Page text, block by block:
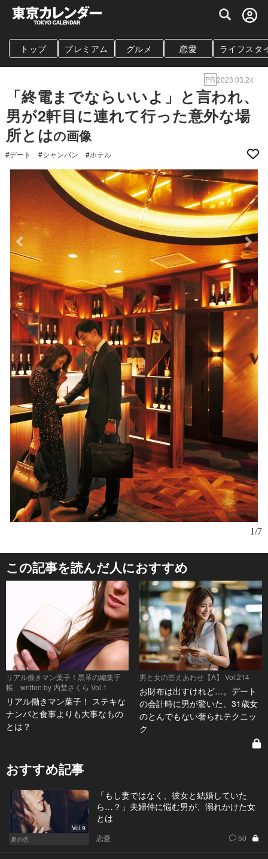
グルメ情報・プレミアムレストラン予約
トップ プレミアム グルメ 恋愛 ライフスタ
PR2023.03.24
「終電までならいいよ」と言われ、
男が2軒目に連れて行った意外な場
所とはの画像
#デート #シャンパン #ホテル
1/7
この記事を読んだ人におすすめ
リアル働きマン葉子！黒革の編集手
帳 written by 内埜さくら Vol.1
リアル働きマン葉子！ ステキな
ナンパと食事よりも大事なもの
とは？
男と女の答えあわせ【A】 Vol.214
お財布は出すけれど…。デート
の会計時に男が驚いた、31歳女
のとんでもない奢られテクニッ
ク
おすすめ記事
Vol.9
夏の恋
「もし妻ではなく、彼女と結婚していた
ら…？」夫婦仲に悩む男が、溺れかけた女
とは
恋愛 50